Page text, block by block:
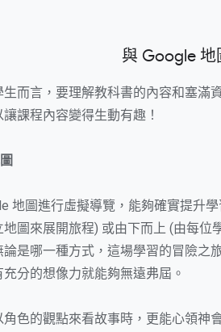
與 Google 地
生而言，要理解教科書的內容和塞滿
課程內容變得生動有趣！
地圖進行虛擬導覽，能夠確實提升
地圖來展開旅程) 或由下而上 (由每
論是哪一種方式，這場學習的冒險之
分的想像力就能夠無遠弗屆。
角色的觀點來看故事時，更能心領神